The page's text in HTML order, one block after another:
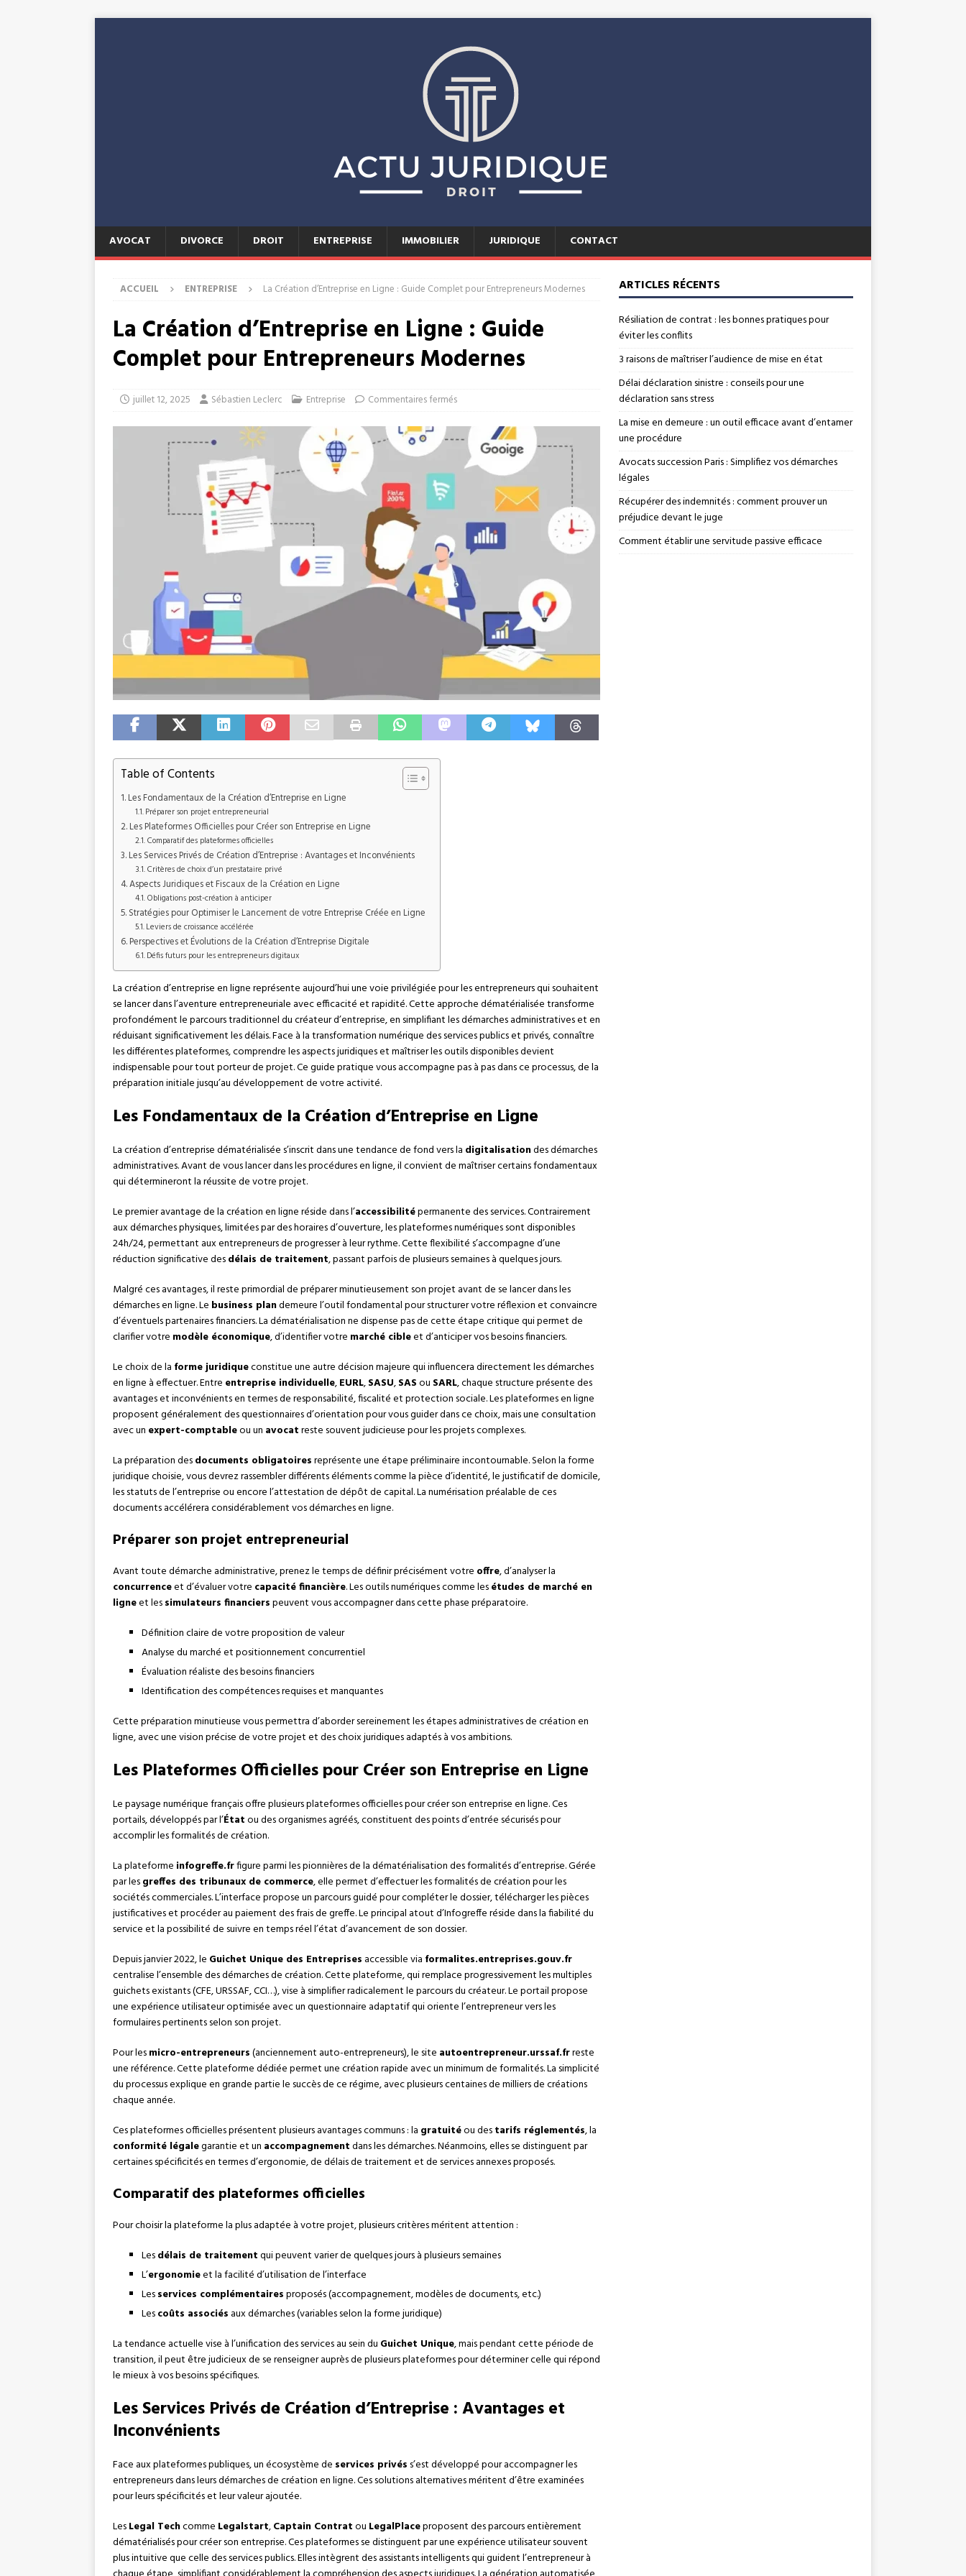
AVOCAT DIVORCE DROIT ENTREPRISE IMMOBILIER JURIDIQUE CONTACT
ACCUEIL ENTREPRISE La Création d’Entreprise en Ligne : Guide Complet pour Entrepreneurs Modernes
La Création d’Entreprise en Ligne : Guide
Complet pour Entrepreneurs Modernes
juillet 12, 2025 Sébastien Leclerc Entreprise Commentaires fermés
Table of Contents
Les Fondamentaux de la Création d’Entreprise en Ligne
Préparer son projet entrepreneurial
Les Plateformes Officielles pour Créer son Entreprise en Ligne
Comparatif des plateformes officielles
Les Services Privés de Création d’Entreprise : Avantages et Inconvénients
Critères de choix d’un prestataire privé
Aspects Juridiques et Fiscaux de la Création en Ligne
Obligations post-création à anticiper
Stratégies pour Optimiser le Lancement de votre Entreprise Créée en Ligne
Leviers de croissance accélérée
Perspectives et Évolutions de la Création d’Entreprise Digitale
Défis futurs pour les entrepreneurs digitaux
La création d’entreprise en ligne représente aujourd’hui une voie privilégiée pour les entrepreneurs qui souhaitent
se lancer dans l’aventure entrepreneuriale avec efficacité et rapidité. Cette approche dématérialisée transforme
profondément le parcours traditionnel du créateur d’entreprise, en simplifiant les démarches administratives et en
réduisant significativement les délais. Face à la transformation numérique des services publics et privés, connaître
les différentes plateformes, comprendre les aspects juridiques et maîtriser les outils disponibles devient
indispensable pour tout porteur de projet. Ce guide pratique vous accompagne pas à pas dans ce processus, de la
préparation initiale jusqu’au développement de votre activité.
Les Fondamentaux de la Création d’Entreprise en Ligne
La création d’entreprise dématérialisée s’inscrit dans une tendance de fond vers la digitalisationdes démarches
administratives. Avant de vous lancer dans les procédures en ligne, il convient de maîtriser certains fondamentaux
qui détermineront la réussite de votre projet.
Le premier avantage de la création en ligne réside dans l’accessibilitépermanente des services. Contrairement
aux démarches physiques, limitées par des horaires d’ouverture, les plateformes numériques sont disponibles
24h/24, permettant aux entrepreneurs de progresser à leur rythme. Cette flexibilité s’accompagne d’une
réduction significative desdélais de traitement, passant parfois de plusieurs semaines à quelques jours.
Malgré ces avantages, il reste primordial de préparer minutieusement son projet avant de se lancer dans les
démarches en ligne. Le business plandemeure l’outil fondamental pour structurer votre réflexion et convaincre
d’éventuels partenaires financiers. La dématérialisation ne dispense pas de cette étape critique qui permet de
clarifier votre modèle économique, d’identifier votre marché cibleet d’anticiper vos besoins financiers.
Le choix de la forme juridiqueconstitue une autre décision majeure qui influencera directement les démarches
en ligne à effectuer. Entre entreprise individuelle,EURL,SASU,SASou SARL, chaque structure présente des
avantages et inconvénients en termes de responsabilité, fiscalité et protection sociale. Les plateformes en ligne
proposent généralement des questionnaires d’orientation pour vous guider dans ce choix, mais une consultation
avec un expert-comptableou un avocatreste souvent judicieuse pour les projets complexes.
La préparation desdocuments obligatoiresreprésente une étape préliminaire incontournable. Selon la forme
juridique choisie, vous devrez rassembler différents éléments comme la pièce d’identité, le justificatif de domicile,
les statuts de l’entreprise ou encore l’attestation de dépôt de capital. La numérisation préalable de ces
documents accélérera considérablement vos démarches en ligne.
Préparer son projet entrepreneurial
Avant toute démarche administrative, prenez le temps de définir précisément votre offre, d’analyser la
concurrenceet d’évaluer votre capacité financière. Les outils numériques comme lesétudes de marché en
ligneet lessimulateurs financierspeuvent vous accompagner dans cette phase préparatoire.
Définition claire de votre proposition de valeur
Analyse du marché et positionnement concurrentiel
Évaluation réaliste des besoins financiers
Identification des compétences requises et manquantes
Cette préparation minutieuse vous permettra d’aborder sereinement les étapes administratives de création en
ligne, avec une vision précise de votre projet et des choix juridiques adaptés à vos ambitions.
Les Plateformes Officielles pour Créer son Entreprise en Ligne
Le paysage numérique français offre plusieurs plateformes officielles pour créer son entreprise en ligne. Ces
portails, développés par l’Étatou des organismes agréés, constituent des points d’entrée sécurisés pour
accomplir les formalités de création.
La plateforme infogreffe.frfigure parmi les pionnières de la dématérialisation des formalités d’entreprise. Gérée
par lesgreffes des tribunaux de commerce, elle permet d’effectuer les formalités de création pour les
sociétés commerciales. L’interface propose un parcours guidé pour compléter le dossier, télécharger les pièces
justificatives et procéder au paiement des frais de greffe. Le principal atout d’Infogreffe réside dans la fiabilité du
service et la possibilité de suivre en temps réel l’état d’avancement de son dossier.
Depuis janvier 2022, le Guichet Unique des Entreprises accessible via formalites.entreprises.gouv.fr
centralise l’ensemble des démarches de création. Cette plateforme, qui remplace progressivement les multiples
guichets existants (CFE, URSSAF, CCI…), vise à simplifier radicalement le parcours du créateur. Le portail propose
une expérience utilisateur optimisée avec un questionnaire adaptatif qui oriente l’entrepreneur vers les
formulaires pertinents selon son projet.
Pour lesmicro-entrepreneurs(anciennement auto-entrepreneurs), le site autoentrepreneur.urssaf.frreste
une référence. Cette plateforme dédiée permet une création rapide avec un minimum de formalités. La simplicité
du processus explique en grande partie le succès de ce régime, avec plusieurs centaines de milliers de créations
chaque année.
Ces plateformes officielles présentent plusieurs avantages communs : la gratuitéou destarifs réglementés, la
conformité légalegarantie et un accompagnementdans les démarches. Néanmoins, elles se distinguent par
certaines spécificités en termes d’ergonomie, de délais de traitement et de services annexes proposés.
Comparatif des plateformes officielles
Pour choisir la plateforme la plus adaptée à votre projet, plusieurs critères méritent attention :
Lesdélais de traitementqui peuvent varier de quelques jours à plusieurs semaines
L’ergonomieet la facilité d’utilisation de l’interface
Lesservices complémentairesproposés (accompagnement, modèles de documents, etc.)
Lescoûts associés aux démarches (variables selon la forme juridique)
La tendance actuelle vise à l’unification des services au sein du Guichet Unique, mais pendant cette période de
transition, il peut être judicieux de se renseigner auprès de plusieurs plateformes pour déterminer celle qui répond
le mieux à vos besoins spécifiques.
Les Services Privés de Création d’Entreprise : Avantages et
Inconvénients
Face aux plateformes publiques, un écosystème de services privés s’est développé pour accompagner les
entrepreneurs dans leurs démarches de création en ligne. Ces solutions alternatives méritent d’être examinées
pour leurs spécificités et leur valeur ajoutée.
LesLegal Techcomme Legalstart,Captain Contratou LegalPlaceproposent des parcours entièrement
dématérialisés pour créer son entreprise. Ces plateformes se distinguent par une expérience utilisateur souvent
plus intuitive que celle des services publics. Elles intègrent des assistants intelligents qui guident l’entrepreneur à
ARTICLES RÉCENTS
Résiliation de contrat : les bonnes pratiques pour
éviter les conflits
3 raisons de maîtriser l’audience de mise en état
Délai déclaration sinistre : conseils pour une
déclaration sans stress
La mise en demeure : un outil efficace avant d’entamer
une procédure
Avocats succession Paris : Simplifiez vos démarches
légales
Récupérer des indemnités : comment prouver un
préjudice devant le juge
Comment établir une servitude passive efficace